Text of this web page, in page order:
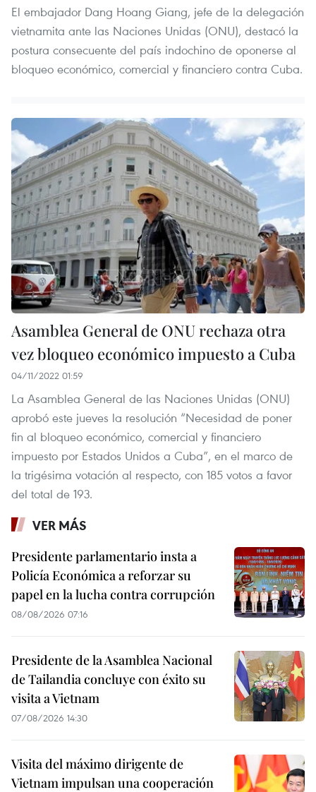
El embajador Dang Hoang Giang, jefe de la delegación
vietnamita ante las Naciones Unidas (ONU), destacó la
postura consecuente del país indochino de oponerse al
bloqueo económico, comercial y financiero contra Cuba.
Asamblea General de ONU rechaza otra
vez bloqueo económico impuesto a Cuba
04/11/2022 01:59
La Asamblea General de las Naciones Unidas (ONU)
aprobó este jueves la resolución “Necesidad de poner
fin al bloqueo económico, comercial y financiero
impuesto por Estados Unidos a Cuba”, en el marco de
la trigésima votación al respecto, con 185 votos a favor
del total de 193.
VER MÁS
Presidente parlamentario insta a
Policía Económica a reforzar su
papel en la lucha contra corrupción
08/08/2026 07:16
Presidente de la Asamblea Nacional
de Tailandia concluye con éxito su
visita a Vietnam
07/08/2026 14:30
Visita del máximo dirigente de
Vietnam impulsan una cooperación